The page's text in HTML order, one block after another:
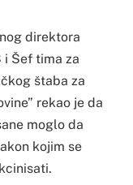
direktora
Šef tima za
štaba za
rekao je da
moglo da
kojim se